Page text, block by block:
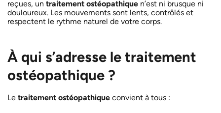
reçues, un traitement ostéopathiquen’est ni brusque ni
douloureux. Les mouvements sont lents, contrôlés et
respectent le rythme naturel de votre corps.
À qui s’adresse le traitement
ostéopathique ?
Le traitement ostéopathiqueconvient à tous :